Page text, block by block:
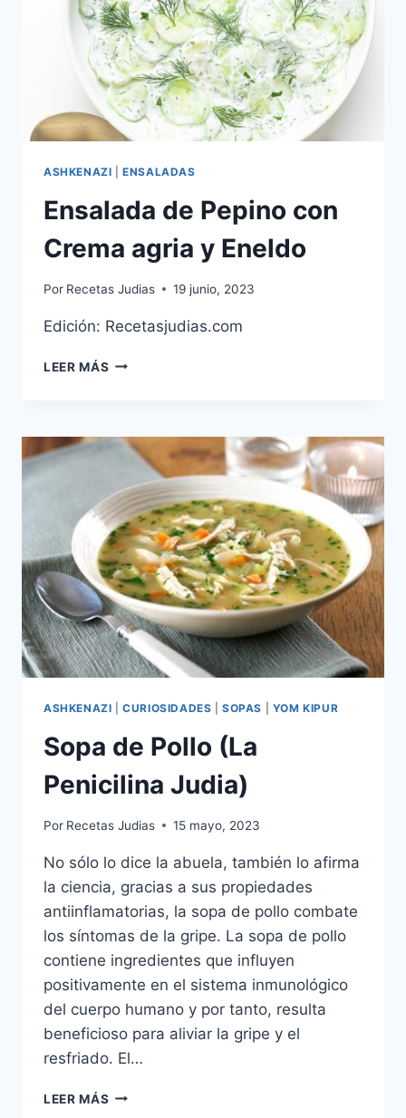
ASHKENAZI |ENSALADAS
Ensalada de Pepino con
Crema agria y Eneldo
Por Recetas Judias 19 junio, 2023
Edición: Recetasjudias.com
LEER MÁS ENSALADA
CREMA
AGRIA
ENELDO
ASHKENAZI |CURIOSIDADES |SOPAS YOM KIPUR
Sopa de Pollo (La
Penicilina Judia)
Por Recetas Judias 15 mayo, 2023
No sólo lo dice la abuela, también lo afirma
la ciencia, gracias a sus propiedades
antiinflamatorias, la sopa de pollo combate
los síntomas de la gripe. La sopa de pollo
contiene ingredientes que influyen
positivamente en el sistema inmunológico
del cuerpo humano y por tanto, resulta
beneficioso para aliviar la gripe y el
resfriado. El…
LEER MÁS SOPA